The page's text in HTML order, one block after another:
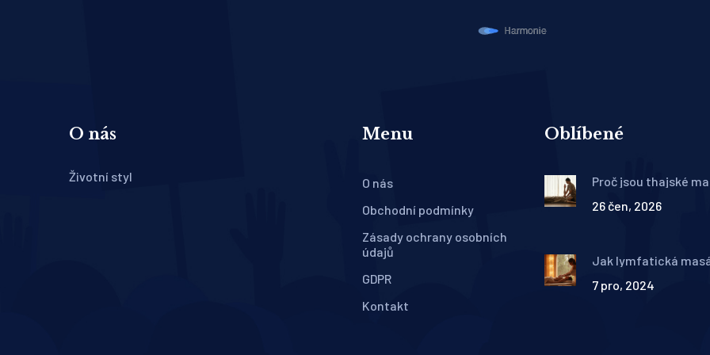
O nás
Životní styl
Menu
O nás
Obchodní podmínky
Zásady ochrany osobních
údajů
GDPR
Kontakt
Oblíbené
Proč jsou thajské
průvodce výhodami a
26 čen, 2026
Jak lymfatická
7 pro, 2024